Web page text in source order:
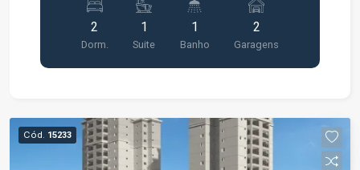
decorado;
2
Dorm.
1
Suite
1
Banho
2
Garagens
Cód. 15233